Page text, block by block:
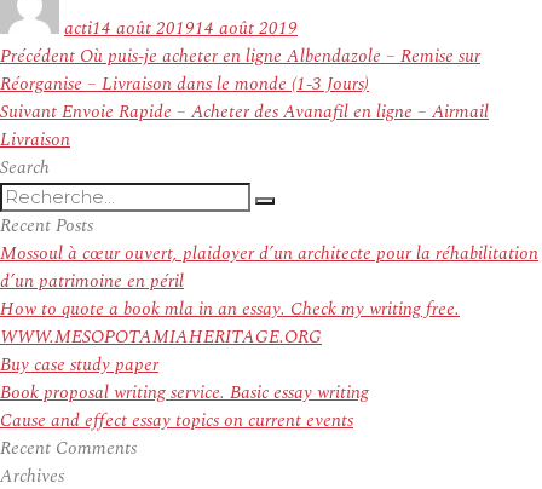
actile
14 août 201914 août 2019
Navigation
de
l’article
Précédent Article
précédent :
Où puis-je acheter en ligne Albendazole – Remise sur
Réorganise – Livraison dans le monde (1-3 Jours)
SuivantArticle
suivant :
Envoie Rapide – Acheter des Avanafil en ligne – Airmail
Livraison
Search
Recherche
pour
:
Recherche
Recent Posts
Mossoul à cœur ouvert, plaidoyer d’un architecte pour la réhabilitation
d’un patrimoine en péril
How to quote a book mla in an essay. Check my writing free.
WWW.MESOPOTAMIAHERITAGE.ORG
Buy case study paper
Book proposal writing service. Basic essay writing
Cause and effect essay topics on current events
Recent Comments
Archives